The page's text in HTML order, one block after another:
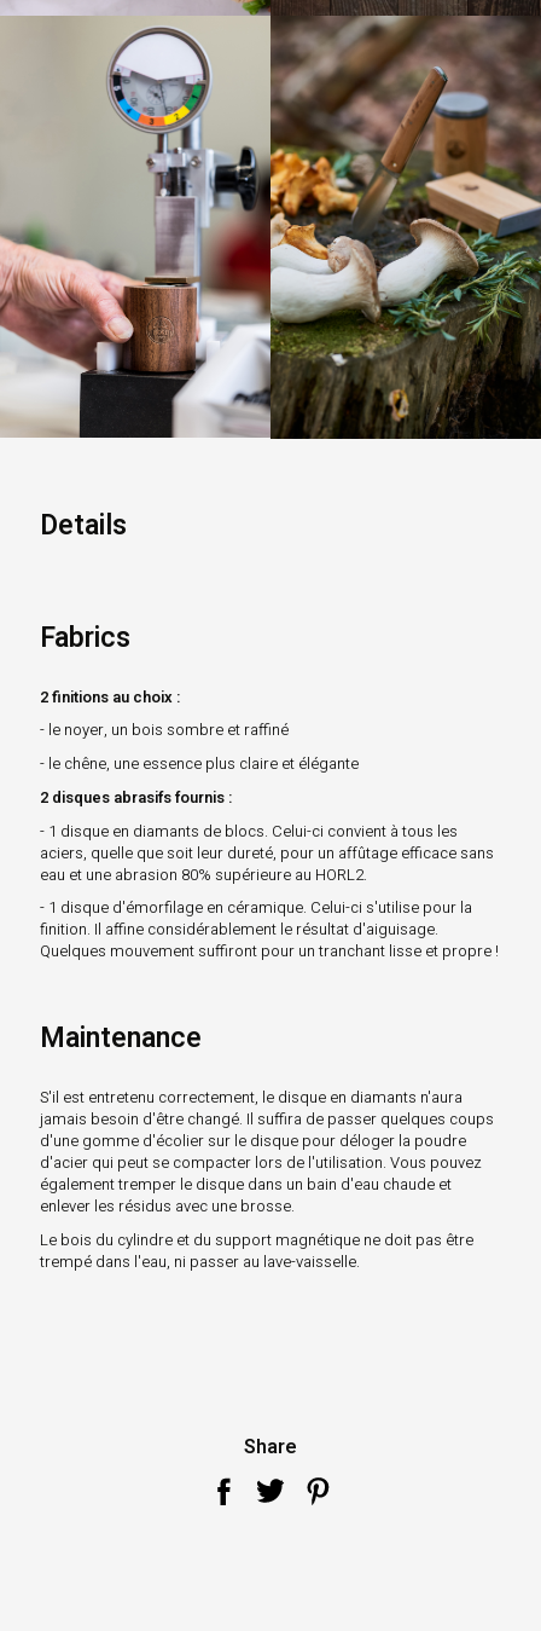
Details
Fabrics
2 finitions au choix :
- le noyer, un bois sombre et raffiné
- le chêne, une essence plus claire et élégante
2 disques abrasifs fournis :
- 1 disque en diamants de blocs. Celui-ci convient à tous les
aciers, quelle que soit leur dureté, pour un affûtage efficace sans
eau et une abrasion 80% supérieure au HORL2.
- 1 disque d'émorfilage en céramique. Celui-ci s'utilise pour la
finition. Il affine considérablement le résultat d'aiguisage.
Quelques mouvement suffiront pour un tranchant lisse et propre !
Maintenance
S'il est entretenu correctement, le disque en diamants n'aura
jamais besoin d'être changé. Il suffira de passer quelques coups
d'une gomme d'écolier sur le disque pour déloger la poudre
d'acier qui peut se compacter lors de l'utilisation. Vous pouvez
également tremper le disque dans un bain d'eau chaude et
enlever les résidus avec une brosse.
Le bois du cylindre et du support magnétique ne doit pas être
trempé dans l'eau, ni passer au lave-vaisselle.
Share